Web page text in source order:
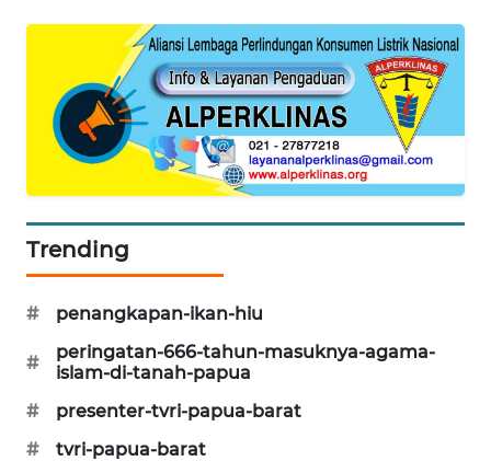
Trending
# penangkapan-ikan-hiu
#
peringatan-666-tahun-masuknya-agama-
islam-di-tanah-papua
#
presenter-tvri-papua-barat
#
tvri-papua-barat
NEWS
JURNAL
MARITIM
HUMBANG
GARONGGANG
FISUELRI
ID
ENERGI